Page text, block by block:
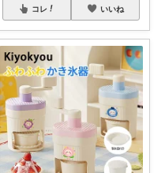
コレ いいね